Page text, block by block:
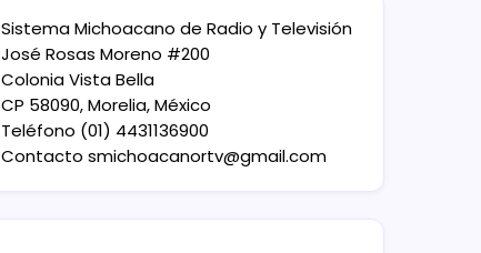
Sistema Michoacano de Radio y Televisión
José Rosas Moreno #200
Colonia Vista Bella
CP 58090, Morelia, México
Teléfono (01) 4431136900
Contacto smichoacanortv@gmail.com